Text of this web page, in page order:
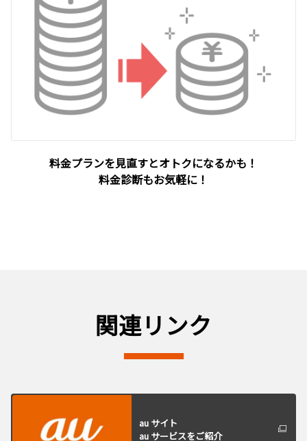
料金プランを見直すとオトクになるかも！
料金診断もお気軽に！
関連リンク
au サイト
au サービスをご紹介